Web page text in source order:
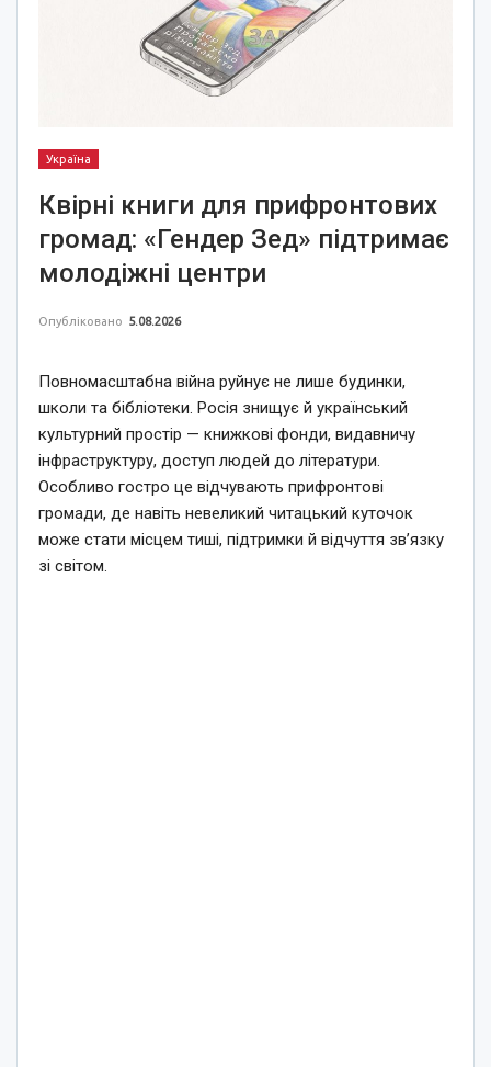
Україна
Квірні книги для прифронтових
громад: «Гендер Зед» підтримає
молодіжні центри
Опубліковано 5.08.2026
Повномасштабна війна руйнує не лише будинки,
школи та бібліотеки. Росія знищує й український
культурний простір — книжкові фонди, видавничу
інфраструктуру, доступ людей до літератури.
Особливо гостро це відчувають прифронтові
громади, де навіть невеликий читацький куточок
може стати місцем тиші, підтримки й відчуття зв’язку
зі світом.